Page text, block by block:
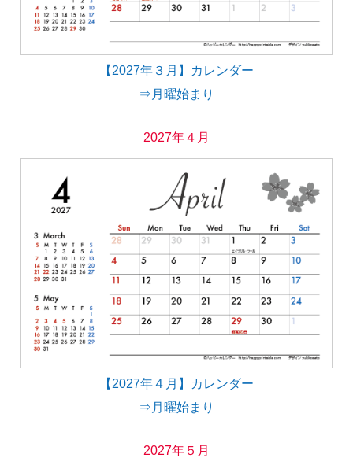
【2027年３月】カレンダー
⇒月曜始まり
2027年４月
【2027年４月】カレンダー
⇒月曜始まり
2027年５月